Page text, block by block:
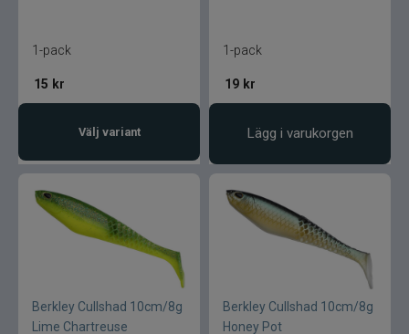
1-pack
15 kr
Välj variant
1-pack
19 kr
Lägg i varukorgen
Berkley Cullshad 10cm/8g
Lime Chartreuse
Berkley Cullshad 10cm/8g
Honey Pot